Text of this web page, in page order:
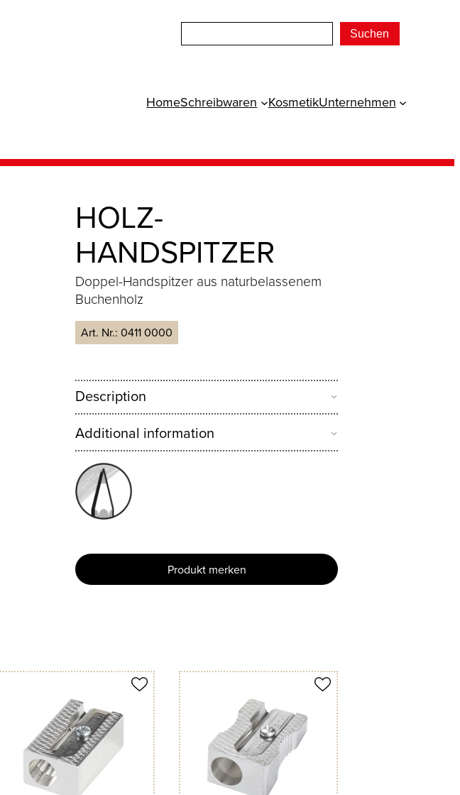
Suchen
HomeSchreibwaren KosmetikUnternehmen
HOLZ-
HANDSPITZER
Doppel-Handspitzer aus naturbelassenem
Buchenholz
Art. Nr.: 0411 0000
Description
Additional information
Produkt merken
merken Produkt merken